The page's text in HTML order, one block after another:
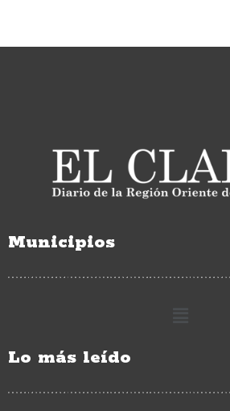
Municipios
Lo más leído